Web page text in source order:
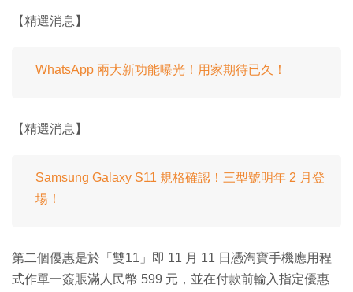
【精選消息】
WhatsApp 兩大新功能曝光！用家期待已久！
【精選消息】
Samsung Galaxy S11 規格確認！三型號明年 2 月登
場！
第二個優惠是於「雙11」即 11 月 11 日憑淘寶手機應用程
式作單一簽賬滿人民幣 599 元，並在付款前輸入指定優惠